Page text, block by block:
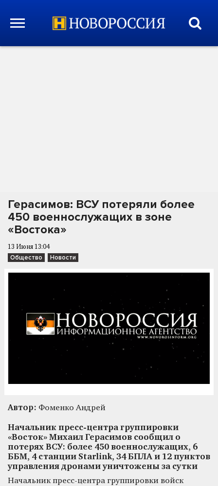
Герасимов: ВСУ потеряли более
450 военнослужащих в зоне
«Востока»
13 Июня 13:04
Общество Новости
Автор: Фоменко Андрей
Начальник пресс-центра группировки
«Восток» Михаил Герасимов сообщил о
потерях ВСУ: более 450 военнослужащих, 6
ББМ, 4 станции Starlink, 34 БПЛА и 12 пунктов
управления дронами уничтожены за сутки
Начальник пресс-центра группировки войск